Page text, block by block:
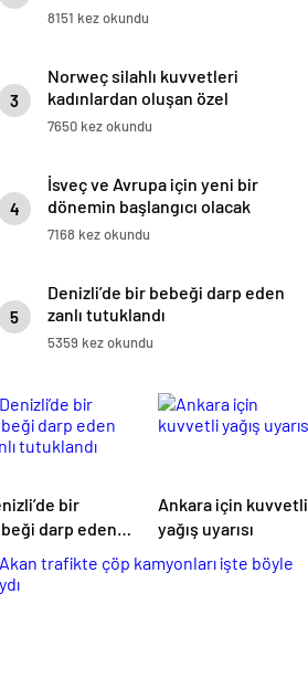
8151 kez okundu
3
Norweç silahlı kuvvetleri
kadınlardan oluşan özel
kuvvetler eğitimlerini başlattı.
7650 kez okundu
4
İsveç ve Avrupa için yeni bir
dönemin başlangıcı olacak
kararlar.
7168 kez okundu
5
Denizli’de bir bebeği darp eden
zanlı tutuklandı
5359 kez okundu
bir
darp eden
tutuklandı
Ankara için kuvvetli
yağış uyarısı